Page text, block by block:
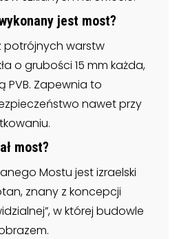
jest most?
potrójnych warstw
o grubości 15 mm każda,
PVB. Zapewnia to
nawet przy
most?
Mostu jest izraelski
znany z koncepcji
w której budowle